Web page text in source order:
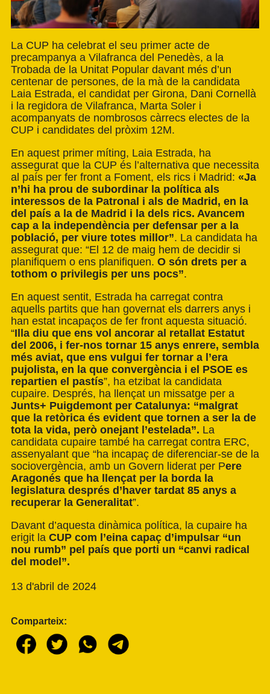
La CUP ha celebrat el seu primer acte de
precampanya a Vilafranca del Penedès, a la
Trobada de la Unitat Popular davant més d’un
centenar de persones, de la mà de la candidata
Laia Estrada, el candidat per Girona, Dani Cornellà
i la regidora de Vilafranca, Marta Soler i
acompanyats de nombrosos càrrecs electes de la
CUP i candidates del pròxim 12M.
En aquest primer míting, Laia Estrada, ha
assegurat que la CUP és l’alternativa que necessita
al país per fer front a Foment, els rics i Madrid: «Ja
n’hi ha prou de subordinar la política als
interessos de la Patronal i als de Madrid, en la
del país a la de Madrid i la dels rics. Avancem
cap a la independència per defensar per a la
població, per viure totes millor”. La candidata ha
assegurat que: “El 12 de maig hem de decidir si
planifiquem o ens planifiquen. O són drets per a
tothom o privilegis per uns pocs”.
En aquest sentit, Estrada ha carregat contra
aquells partits que han governat els darrers anys i
han estat incapaços de fer front aquesta situació.
“Illa diu que ens vol ancorar al retallat Estatut
del 2006, i fer-nos tornar 15 anys enrere, sembla
més aviat, que ens vulgui fer tornar a l’era
pujolista, en la que convergència i el PSOE es
repartien el pastís”, ha etzibat la candidata
cupaire. Després, ha llençat un missatge per a
Junts+ Puigdemont per Catalunya: “malgrat
que la retòrica és evident que tornen a ser la de
tota la vida, però onejant l’estelada”. La
candidata cupaire també ha carregat contra ERC,
assenyalant que “ha incapaç de diferenciar-se de la
sociovergència, amb un Govern liderat per Pere
Aragonés que ha llençat per la borda la
legislatura després d’haver tardat 85 anys a
recuperar la Generalitat”.
Davant d’aquesta dinàmica política, la cupaire ha
erigit la CUP com l’eina capaç d’impulsar “un
nou rumb” pel país que porti un “canvi radical
del model”.
13 d'abril de 2024
Comparteix: